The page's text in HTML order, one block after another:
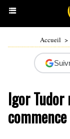
Accueil >
Igor Tudor